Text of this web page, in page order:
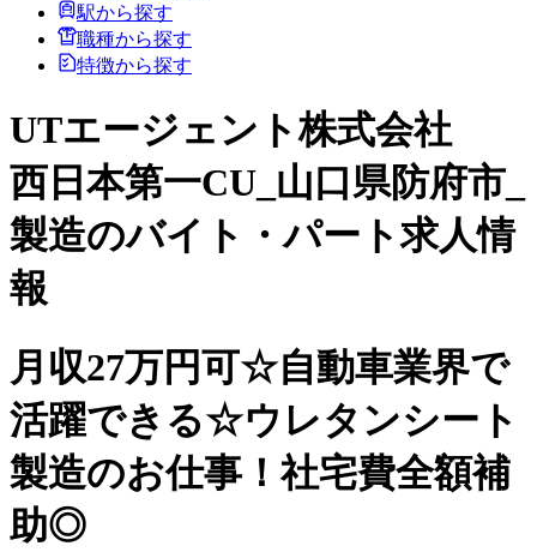
駅から探す
職種から探す
特徴から探す
UTエージェント株式会社
西日本第一CU_山口県防府市_
製造のバイト・パート求人情
報
月収27万円可☆自動車業界で
活躍できる☆ウレタンシート
製造のお仕事！社宅費全額補
助◎